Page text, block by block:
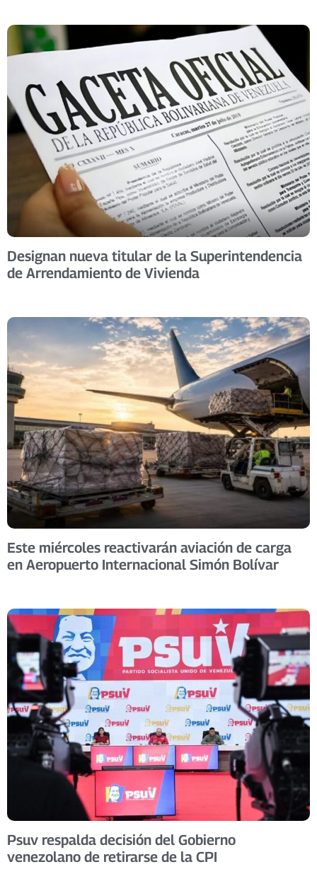
Designan nueva titular de la Superintendencia
de Arrendamiento de Vivienda
Este miércoles reactivarán aviación de carga
en Aeropuerto Internacional Simón Bolívar
Psuv respalda decisión del Gobierno
venezolano de retirarse de la CPI